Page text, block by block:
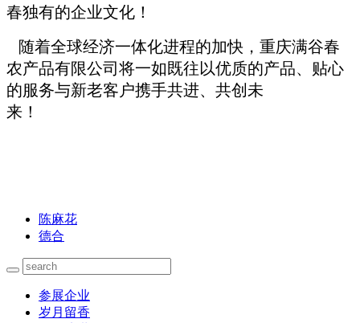
春独有的企业文化！
随着全球经济一体化进程的加快，重庆满谷春
农产品有限公司将一如既往以优质的产品、贴心
的服务与新老客户携手共进、共创未
来！
陈麻花
德合
参展企业
岁月留香